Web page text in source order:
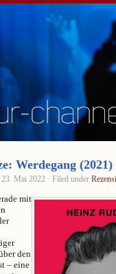
Werdegang (2021)
Mai 2022 · Filed under
mit
den
– eine